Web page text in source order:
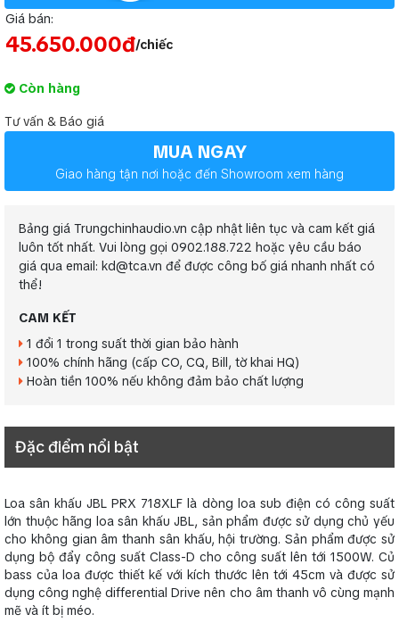
Giá bán:
45.650.000đ/chiếc
Còn hàng
Tư vấn & Báo giá
MUA NGAY
Giao hàng tận nơi hoặc đến Showroom xem hàng
Bảng giá Trungchinhaudio.vn cập nhật liên tục và cam kết giá
luôn tốt nhất. Vui lòng gọi 0902.188.722 hoặc yêu cầu báo
giá qua email: kd@tca.vn để được công bố giá nhanh nhất có
thể!
CAM KẾT
1 đổi 1 trong suất thời gian bảo hành
100% chính hãng (cấp CO, CQ, Bill, tờ khai HQ)
Hoàn tiền 100% nếu không đảm bảo chất lượng
Đặc điểm nổi bật
Loa sân khấu JBL PRX 718XLF là dòng loa sub điện có công suất
lớn thuộc hãng loa sân khấu JBL, sản phẩm được sử dụng chủ yếu
cho không gian âm thanh sân khấu, hội trường. Sản phẩm được sử
dụng bộ đẩy công suất Class-D cho công suất lên tới 1500W. Củ
bass của loa được thiết kế với kích thước lên tới 45cm và được sử
dụng công nghệ differential Drive nên cho âm thanh vô cùng mạnh
mẽ và ít bị méo.